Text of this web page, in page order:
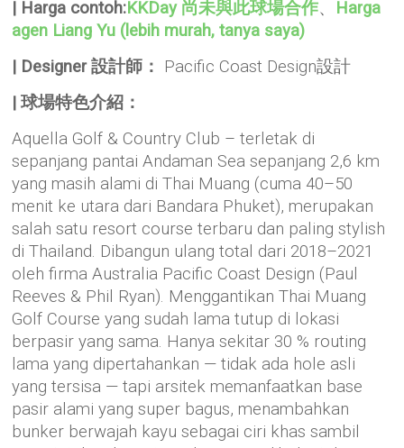
| Harga contoh:KKDay 尚未與此球場合作、 Harga
agen Liang Yu (lebih murah, tanya saya)
| Designer 設計師：
Pacific Coast Design設計
| 球場特色介紹：
Aquella Golf & Country Club – terletak di
sepanjang pantai Andaman Sea sepanjang 2,6 km
yang masih alami di Thai Muang (cuma 40–50
menit ke utara dari Bandara Phuket), merupakan
salah satu resort course terbaru dan paling stylish
di Thailand. Dibangun ulang total dari 2018–2021
oleh firma Australia Pacific Coast Design (Paul
Reeves & Phil Ryan). Menggantikan Thai Muang
Golf Course yang sudah lama tutup di lokasi
berpasir yang sama. Hanya sekitar 30 % routing
lama yang dipertahankan — tidak ada hole asli
yang tersisa — tapi arsitek memanfaatkan base
pasir alami yang super bagus, menambahkan
bunker berwajah kayu sebagai ciri khas sambil